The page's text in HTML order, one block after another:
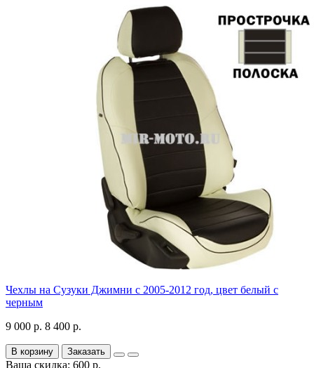
Чехлы на Сузуки Джимни с 2005-2012 год, цвет белый с
черным
9 000 р. 8 400 р.
В корзину Заказать
Ваша скидка: 600 р.